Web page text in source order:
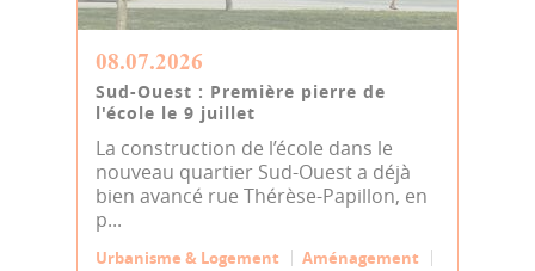
08.07.2026
Sud-Ouest : Première pierre de
l'école le 9 juillet
La construction de l’école dans le
nouveau quartier Sud-Ouest a déjà
bien avancé rue Thérèse-Papillon, en
p...
Urbanisme & Logement
Aménagement